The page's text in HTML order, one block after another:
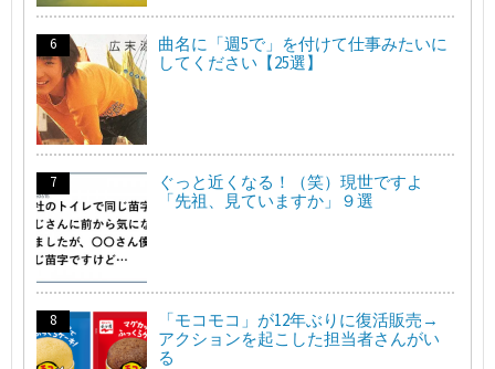
曲名に「週5で」を付けて仕事みたいに
してください【25選】
ぐっと近くなる！（笑）現世ですよ
「先祖、見ていますか」９選
「モコモコ」が12年ぶりに復活販売→
アクションを起こした担当者さんがい
る